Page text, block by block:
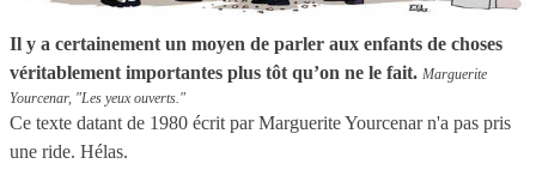
Il y a certainement un moyen de parler aux enfants de choses
véritablement importantes plus tôt qu’on ne le fait. Marguerite
Yourcenar, "Les yeux ouverts."
Ce texte datant de 1980 écrit par Marguerite Yourcenar n'a pas pris
une ride. Hélas.